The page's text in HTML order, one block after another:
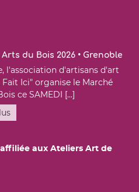
du Bois 2026 • Grenoble
l'association d'artisans d'art
Fait Ici" organise le Marché
ce SAMEDI [...]
aux Ateliers Art de